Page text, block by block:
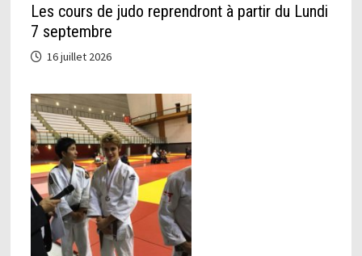
Les cours de judo reprendront à partir du Lundi
7 septembre
16 juillet 2026